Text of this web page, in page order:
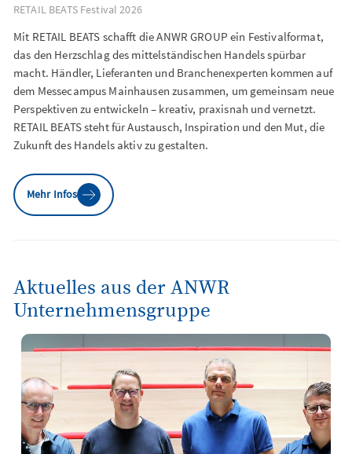
RETAIL BEATS Festival 2026
Mit RETAIL BEATS schafft die ANWR GROUP ein Festivalformat,
das den Herzschlag des mittelständischen Handels spürbar
macht. Händler, Lieferanten und Branchenexperten kommen auf
dem Messecampus Mainhausen zusammen, um gemeinsam neue
Perspektiven zu entwickeln – kreativ, praxisnah und vernetzt.
RETAIL BEATS steht für Austausch, Inspiration und den Mut, die
Zukunft des Handels aktiv zu gestalten.
Mehr Infos
Aktuelles aus der ANWR
Unternehmensgruppe